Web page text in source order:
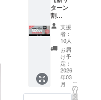
使用部
材の供
給状
況、製
造工程
上の都
合など
により
出荷時
期が遅
れる場
合がご
20%OF
F：
11,405
円（税
込）] +
[送料：
1,200
円] 一般
販売予
定価格
14,256
円 （税
ターン
割
20％OF
F】 ■リ
ターン
内容 ・
CanHol
der（50
0ml缶対
応 ）×
１セッ
ト ・専
支援
者：
10人
お届
け予
定：
2026
年03
月
こ
の
リ
タ